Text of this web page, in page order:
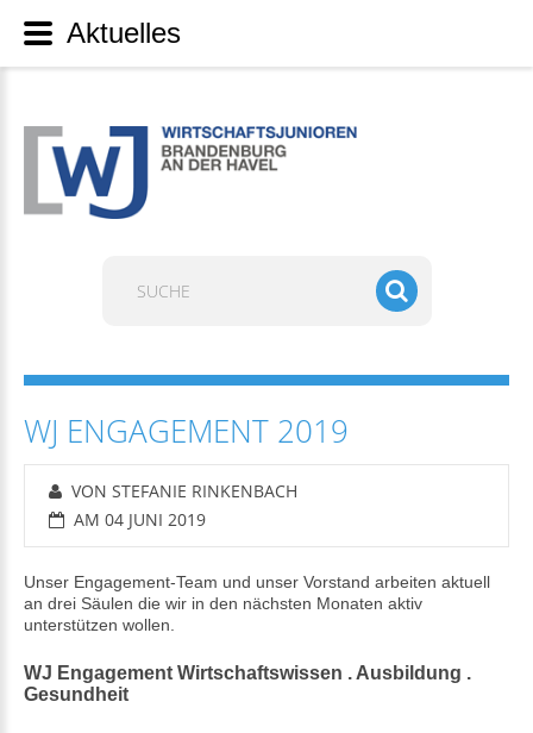
Suchen
WJ ENGAGEMENT 2019
VON STEFANIE RINKENBACH
AM 04 JUNI 2019
Unser Engagement-Team und unser Vorstand arbeiten aktuell
an drei Säulen die wir in den nächsten Monaten aktiv
unterstützen wollen.
WJ Engagement Wirtschaftswissen . Ausbildung .
Gesundheit
Aktuelles